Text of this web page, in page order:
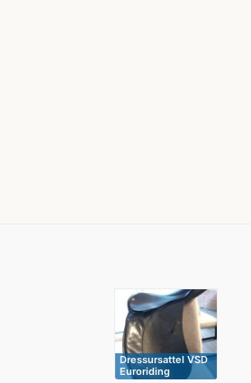
Dressursattel VSD
Euroriding